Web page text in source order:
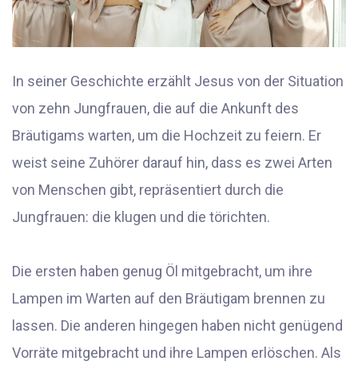
In seiner Geschichte erzählt Jesus von der Situation
von zehn Jungfrauen, die auf die Ankunft des
Bräutigams warten, um die Hochzeit zu feiern. Er
weist seine Zuhörer darauf hin, dass es zwei Arten
von Menschen gibt, repräsentiert durch die
Jungfrauen: die klugen und die törichten.
Die ersten haben genug Öl mitgebracht, um ihre
Lampen im Warten auf den Bräutigam brennen zu
lassen. Die anderen hingegen haben nicht genügend
Vorräte mitgebracht und ihre Lampen erlöschen. Als